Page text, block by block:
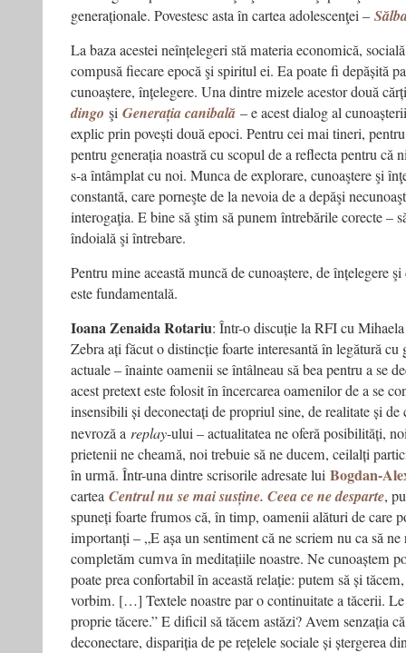
generaționale. Povestesc asta în cartea adolescenţei –
La baza acestei neînțelegeri stă materia economică,
compusă fiecare epocă şi spiritul ei. Ea poate fi depășită
cunoaștere, înțelegere. Una dintre mizele acestor două
dingo şi Generația canibală – e acest dialog al
explic prin povești două epoci. Pentru cei mai tineri,
pentru generația noastră cu scopul de a reflecta pentru că
s-a întâmplat cu noi. Munca de explorare, cunoaştere şi
constantă, care porneşte de la nevoia de a depăşi
interogaţia. E bine să ştim să punem întrebările corecte –
îndoială şi întrebare.
Pentru mine această muncă de cunoaștere, de înțelegere
este fundamentală.
Ioana Zenaida Rotariu: Într-o discuție la RFI cu
Zebra ați făcut o distincție foarte interesantă în legătură cu
actuale – înainte oamenii se întâlneau să bea pentru a se
acest pretext este folosit în încercarea oamenilor de a se
insensibili și deconectați de propriul sine, de realitate și
nevroză a replay-ului – actualitatea ne oferă posibilități,
prietenii ne cheamă, noi trebuie să ne ducem, ceilalți
în urmă. Într-una dintre scrisorile adresate lui Bogdan-
cartea Centrul nu se mai susține. Ceea ce ne desparte,
spuneți foarte frumos că, în timp, oamenii alături de care
importanți – „E așa un sentiment că ne scriem nu ca să ne
completăm cumva în meditațiile noastre. Ne cunoaștem
poate prea confortabil în această relație: putem să și
vorbim. […] Textele noastre par o continuitate a tăcerii.
proprie tăcere.” E dificil să tăcem astăzi? Avem senzația
deconectare, dispariția de pe rețelele sociale și ștergerea